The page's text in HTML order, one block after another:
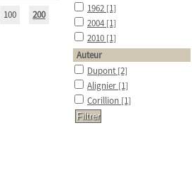
100 200
1962 [1]
2004 [1]
2010 [1]
Auteur
Dupont [2]
Alignier [1]
Corillion [1]